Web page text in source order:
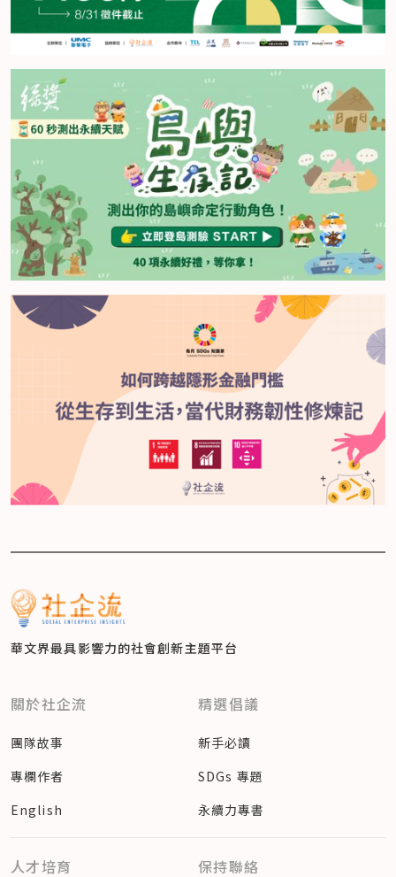
華文界最具影響力的社會創新主題平台
關於社企流
團隊故事
專欄作者
English
精選倡議
新手必讀
SDGs 專題
永續力專書
人才培育 保持聯絡